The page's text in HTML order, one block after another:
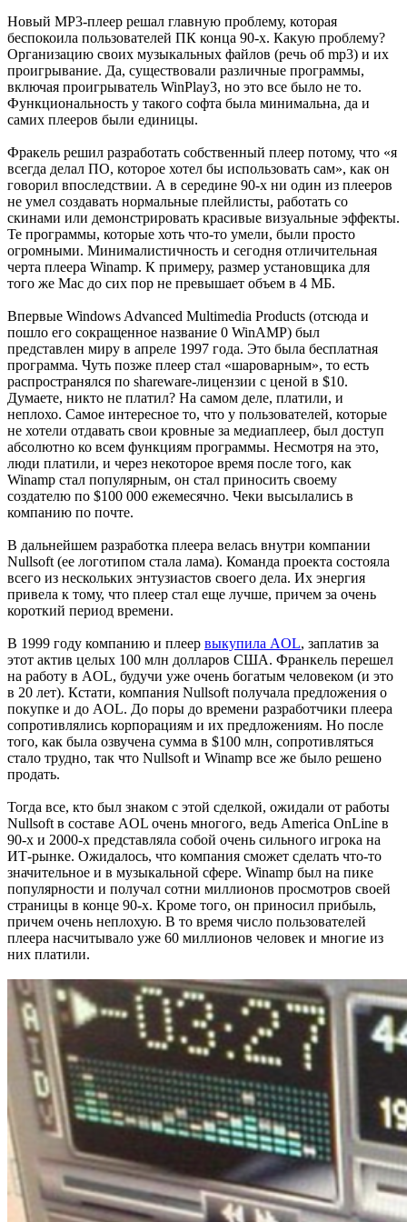
Новый MP3-плеер решал главную проблему, которая
беспокоила пользователей ПК конца 90-х. Какую проблему?
Организацию своих музыкальных файлов (речь об mp3) и их
проигрывание. Да, существовали различные программы,
включая проигрыватель WinPlay3, но это все было не то.
Функциональность у такого софта была минимальна, да и
самих плееров были единицы.
Фракель решил разработать собственный плеер потому, что «я
всегда делал ПО, которое хотел бы использовать сам», как он
говорил впоследствии. А в середине 90-х ни один из плееров
не умел создавать нормальные плейлисты, работать со
скинами или демонстрировать красивые визуальные эффекты.
Те программы, которые хоть что-то умели, были просто
огромными. Минималистичность и сегодня отличительная
черта плеера Winamp. К примеру, размер установщика для
того же Mac до сих пор не превышает объем в 4 МБ.
Впервые Windows Advanced Multimedia Products (отсюда и
пошло его сокращенное название 0 WinAMP) был
представлен миру в апреле 1997 года. Это была бесплатная
программа. Чуть позже плеер стал «шароварным», то есть
распространялся по shareware-лицензии с ценой в $10.
Думаете, никто не платил? На самом деле, платили, и
неплохо. Самое интересное то, что у пользователей, которые
не хотели отдавать свои кровные за медиаплеер, был доступ
абсолютно ко всем функциям программы. Несмотря на это,
люди платили, и через некоторое время после того, как
Winamp стал популярным, он стал приносить своему
создателю по $100 000 ежемесячно. Чеки высылались в
компанию по почте.
В дальнейшем разработка плеера велась внутри компании
Nullsoft (ее логотипом стала лама). Команда проекта состояла
всего из нескольких энтузиастов своего дела. Их энергия
привела к тому, что плеер стал еще лучше, причем за очень
короткий период времени.
В 1999 году компанию и плеер выкупила AOL, заплатив за
этот актив целых 100 млн долларов США. Франкель перешел
на работу в AOL, будучи уже очень богатым человеком (и это
в 20 лет). Кстати, компания Nullsoft получала предложения о
покупке и до AOL. До поры до времени разработчики плеера
сопротивлялись корпорациям и их предложениям. Но после
того, как была озвучена сумма в $100 млн, сопротивляться
стало трудно, так что Nullsoft и Winamp все же было решено
продать.
Тогда все, кто был знаком с этой сделкой, ожидали от работы
Nullsoft в составе AOL очень многого, ведь America OnLine в
90-х и 2000-х представляла собой очень сильного игрока на
ИТ-рынке. Ожидалось, что компания сможет сделать что-то
значительное и в музыкальной сфере. Winamp был на пике
популярности и получал сотни миллионов просмотров своей
страницы в конце 90-х. Кроме того, он приносил прибыль,
причем очень неплохую. В то время число пользователей
плеера насчитывало уже 60 миллионов человек и многие из
них платили.